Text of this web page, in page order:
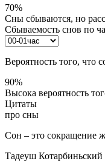
70%
Сны сбываются, но
Сбываемость снов по
Вероятность того, что
90%
Высока вероятность
Цитаты
про сны
Сон – это сокращение
Тадеуш Котарбиньский